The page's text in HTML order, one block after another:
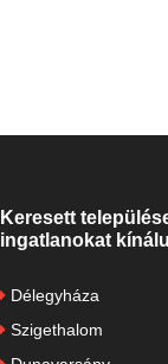
Keresett
ingatlanokat
Délegyháza
Szigethalom